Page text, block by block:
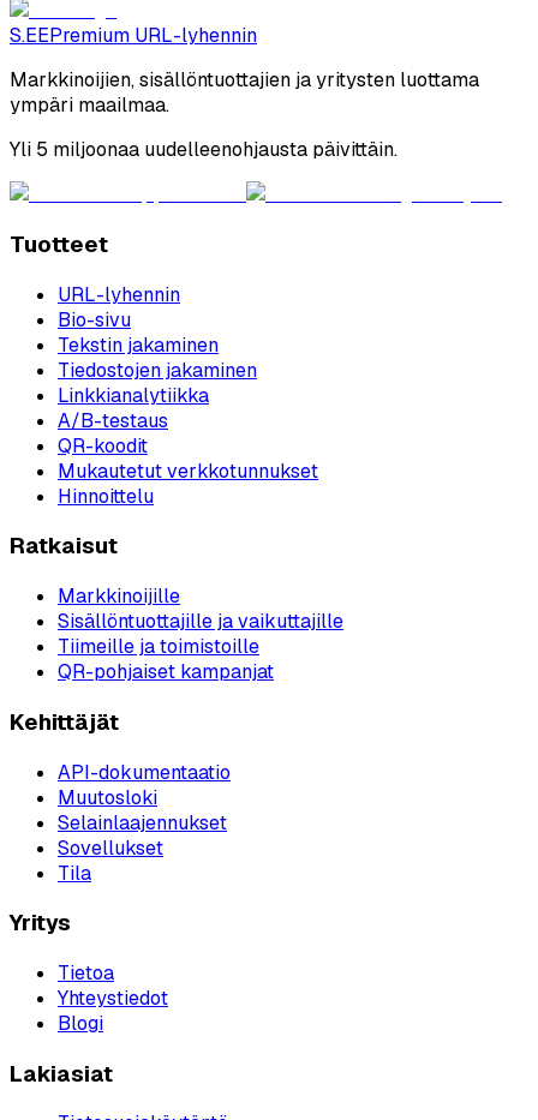
S.EEPremium URL-lyhennin
Markkinoijien, sisällöntuottajien ja yritysten luottama
ympäri maailmaa.
Yli 5 miljoonaa uudelleenohjausta päivittäin.
Tuotteet
URL-lyhennin
Bio-sivu
Tekstin jakaminen
Tiedostojen jakaminen
Linkkianalytiikka
A/B-testaus
QR-koodit
Mukautetut verkkotunnukset
Hinnoittelu
Ratkaisut
Markkinoijille
Sisällöntuottajille ja vaikuttajille
Tiimeille ja toimistoille
QR-pohjaiset kampanjat
Kehittäjät
API-dokumentaatio
Muutosloki
Selainlaajennukset
Sovellukset
Tila
Yritys
Tietoa
Yhteystiedot
Blogi
Lakiasiat